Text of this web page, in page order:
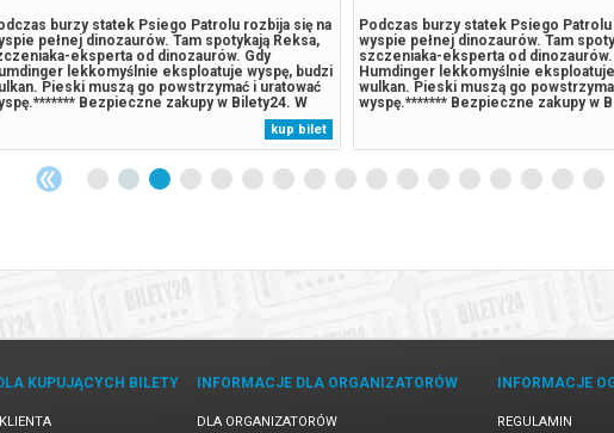
burzy statek Psiego Patrolu rozbija się na
pełnej dinozaurów. Tam spotykają Reksa,
eksperta od dinozaurów. Gdy
lekkomyślnie eksploatuje wyspę, budzi
Pieski muszą go powstrzymać i uratować
Bezpieczne zakupy w Bilety24. W
odwołania wydarzenia, gwarantujemy
zwrot środków potwierdzony
wysyłanym na adres...
kup bilet
Podczas burzy statek Psiego Patrolu
wyspie pełnej dinozaurów. Tam
szczeniaka-eksperta od dinozaurów.
Humdinger lekkomyślnie
wulkan. Pieski muszą go
wyspę.******* Bezpieczne zakupy w
komunikatem wysyłanym na adres...
KUPUJĄCYCH BILETY INFORMACJE DLA ORGANIZATORÓW
DLA ORGANIZATORÓW
INFORMACJE
REGULAMIN